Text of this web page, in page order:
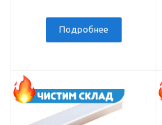
Подробнее